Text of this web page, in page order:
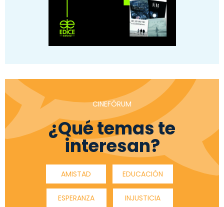
CINEFÓRUM
¿Qué temas te
interesan?
AMISTAD EDUCACIÓN
ESPERANZA INJUSTICIA